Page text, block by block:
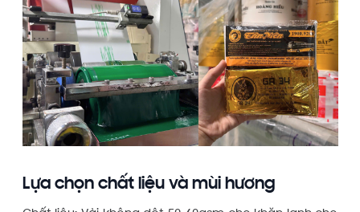
Lựa chọn chất liệu và mùi hương